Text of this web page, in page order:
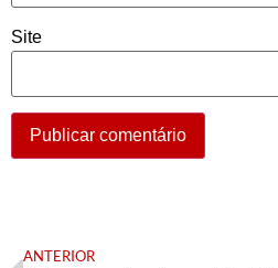
Site
ANTERIOR